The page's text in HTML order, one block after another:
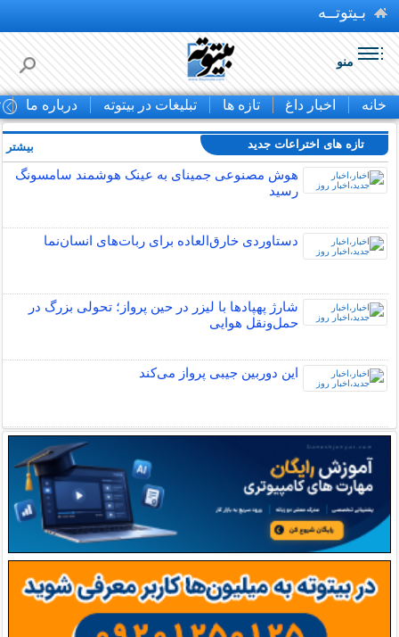
بـیتوتــه
منو
خانه اخبار داغ تازه ها تبلیغات در بیتوته درباره ما
تازه های اختراعات جدید
هوش مصنوعی جمینای به عینک هوشمند سامسونگ
رسید
دستاوردی خارق‌العاده برای ربات‌های انسان‌نما
شارژ پهپادها با لیزر در حین پرواز؛ تحولی بزرگ در
حمل‌ونقل هوایی
این دوربین جیبی پرواز می‌کند
بیشتر